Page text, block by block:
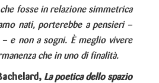
fosse in relazione simmetrica
nati, porterebbe a pensieri –
e non a sogni. È meglio vivere
che in uno di finalità.
La poetica dello spazio